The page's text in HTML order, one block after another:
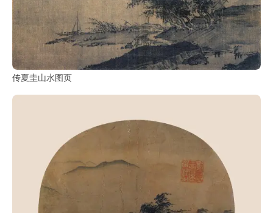
传夏圭山水图页